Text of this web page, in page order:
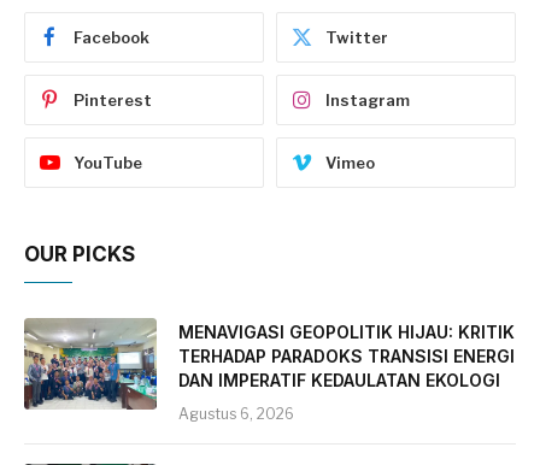
Facebook Twitter
Pinterest Instagram
YouTube Vimeo
OUR PICKS
MENAVIGASI GEOPOLITIK HIJAU: KRITIK
TERHADAP PARADOKS TRANSISI ENERGI
DAN IMPERATIF KEDAULATAN EKOLOGI
Agustus 6, 2026